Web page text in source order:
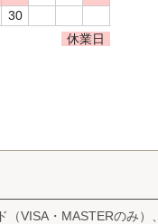
30
休業日
（VISA・MASTERのみ）、